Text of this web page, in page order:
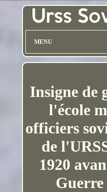
MENU
Insigne de
l'école
officiers
de
1920